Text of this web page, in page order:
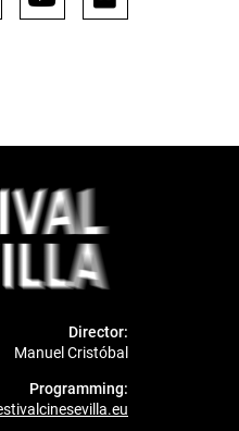
Director:
Manuel Cristóbal
Programming: